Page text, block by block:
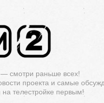
смотри раньше всех!
проекта и самые
телестройке первым!